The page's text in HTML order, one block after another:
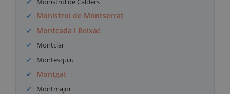
Monistrol de Montserrat
Montcada i Reixac
Montclar
Montesquiu
Montgat
Montmajor